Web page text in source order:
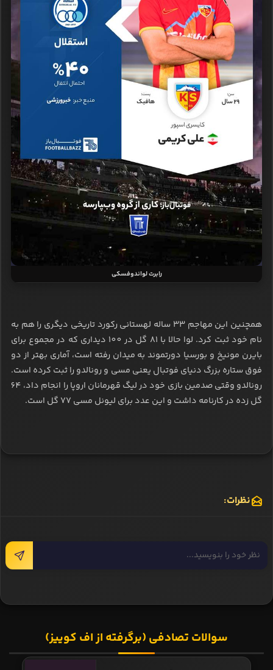
رابرت لواندوفسکی
همچنین این مهاجم 33 ساله لهستانی رکورد تاریخی دیگری را هم به
نام خود ثبت کرد. لوا حالا با 81 گل در 100 دیداری که در مجموع برای
بایرن مونیخ و بورسیا دورتموند به میدان رفته است، آماری بهتر از دو
فوق ستاره بزرگ دنیای فوتبال یعنی مسی و رونالدو را ثبت کرده است.
رونالدو وقتی صدمین بازی خود در لیگ قهرمانان اروپا را انجام داد، 64
گل زده در کارنامه داشت و این عدد برای لیونل مسی 77 گل است.
نظرات:
سوالات تصادفی (برگرفته از اف کوییز)